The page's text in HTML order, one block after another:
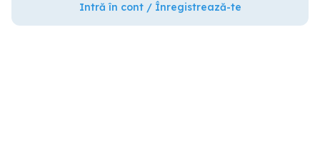
Intră în cont / Înregistrează-te